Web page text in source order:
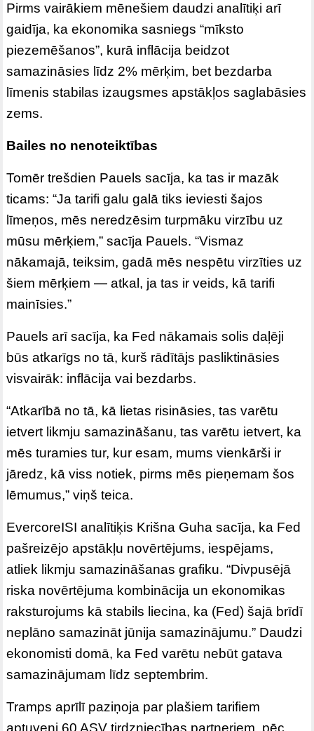
Pirms vairākiem mēnešiem daudzi analītiķi arī
gaidīja, ka ekonomika sasniegs “mīksto
piezemēšanos”, kurā inflācija beidzot
samazināsies līdz 2% mērķim, bet bezdarba
līmenis stabilas izaugsmes apstākļos saglabāsies
zems.
Bailes no nenoteiktības
Tomēr trešdien Pauels sacīja, ka tas ir mazāk
ticams: “Ja tarifi galu galā tiks ieviesti šajos
līmeņos, mēs neredzēsim turpmāku virzību uz
mūsu mērķiem,” sacīja Pauels. “Vismaz
nākamajā, teiksim, gadā mēs nespētu virzīties uz
šiem mērķiem — atkal, ja tas ir veids, kā tarifi
mainīsies.”
Pauels arī sacīja, ka Fed nākamais solis daļēji
būs atkarīgs no tā, kurš rādītājs pasliktināsies
visvairāk: inflācija vai bezdarbs.
“Atkarībā no tā, kā lietas risināsies, tas varētu
ietvert likmju samazināšanu, tas varētu ietvert, ka
mēs turamies tur, kur esam, mums vienkārši ir
jāredz, kā viss notiek, pirms mēs pieņemam šos
lēmumus,” viņš teica.
EvercoreISI analītiķis Krišna Guha sacīja, ka Fed
pašreizējo apstākļu novērtējums, iespējams,
atliek likmju samazināšanas grafiku. “Divpusējā
riska novērtējuma kombinācija un ekonomikas
raksturojums kā stabils liecina, ka (Fed) šajā brīdī
neplāno samazināt jūnija samazinājumu.” Daudzi
ekonomisti domā, ka Fed varētu nebūt gatava
samazinājumam līdz septembrim.
Tramps aprīlī paziņoja par plašiem tarifiem